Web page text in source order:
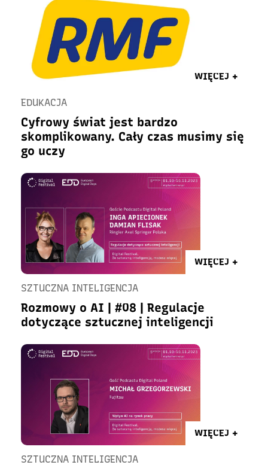
WIĘCEJ +
EDUKACJA
Cyfrowy świat jest bardzo
skomplikowany. Cały czas musimy się
go uczy
WIĘCEJ +
SZTUCZNA INTELIGENCJA
Rozmowy o AI | #08 | Regulacje
dotyczące sztucznej inteligencji
WIĘCEJ +
SZTUCZNA INTELIGENCJA